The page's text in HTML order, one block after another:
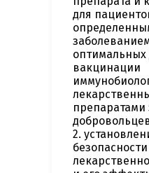
для
оптимальных
вакцинации
препаратами
2.
безопасности